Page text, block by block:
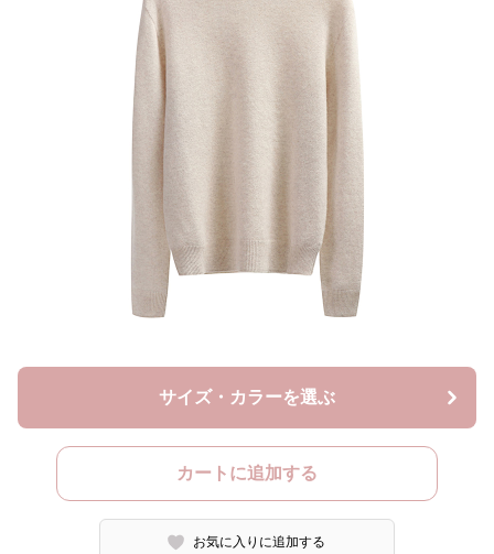
サイズ・カラーを選ぶ
カートに追加する
お気に入りに追加する